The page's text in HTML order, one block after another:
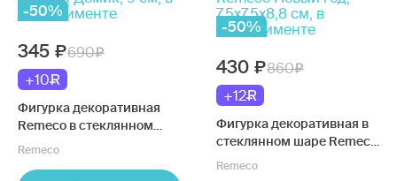
-50%
345
690
+10
Фигурка декоративная
Remeco в стеклянном
шаре Лесной Домик, 9 см,
Remeco
-50%
430
860
+12
Фигурка декоративная в
стеклянном шаре Remeco
Новый год, 7,5x7,5x8,8 см, в
Remeco